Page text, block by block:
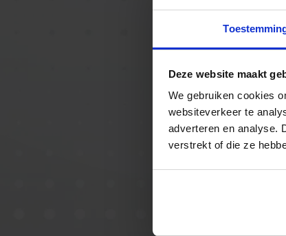
Deze website maakt
We gebruiken cookies
websiteverkeer te
adverteren en analyse.
verstrekt of die ze